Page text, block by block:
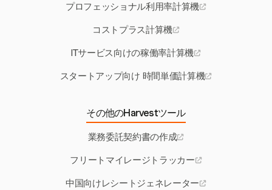
プロフェッショナル利用率計算機
コストプラス計算機
ITサービス向けの稼働率計算機
スタートアップ向け 時間単価計算機
その他のHarvestツール
業務委託契約書の作成
フリートマイレージトラッカー
中国向けレシートジェネレーター